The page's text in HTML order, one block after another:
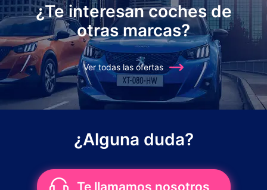
¿Te interesan coches de
otras marcas?
Ver todas las ofertas
¿Alguna duda?
Te llamamos nosotros